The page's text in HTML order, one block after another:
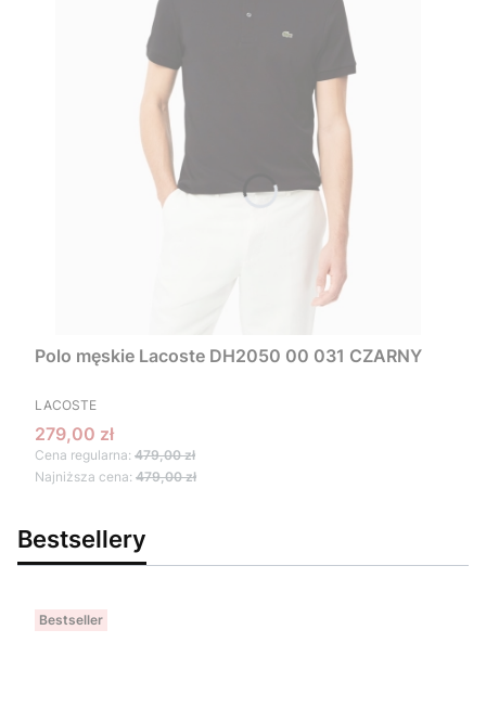
Polo męskie Lacoste DH2050 00 031 CZARNY
PRODUCENT
LACOSTE
Cena promocyjna
279,00 zł
Cena regularna: 479,00 zł
Najniższa cena: 479,00 zł
Bestsellery
Bestseller